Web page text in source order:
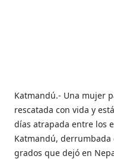
Katmandú.- Una mujer
rescatada con vida y
días atrapada entre los
Katmandú,
grados que dejó en